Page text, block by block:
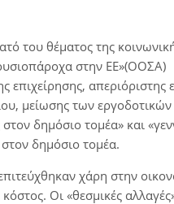
του θέματος της
στην ΕΕ»(ΟΟΣΑ)
επιχείρησης, απεριόριστης
μείωσης των
δημόσιο τομέα» και
δημόσιο τομέα.
χάρη στην
Οι «θεσμικές